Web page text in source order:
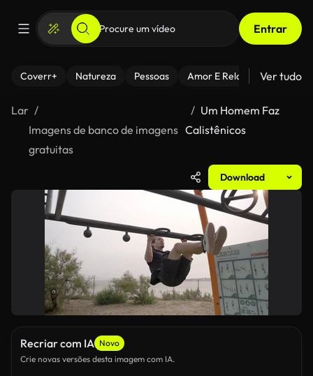
Entrar
Coverr+ Natureza Pessoas Amor E Relacionamentos
Ver tudo
Lar
Imagens de banco de imagens
gratuitas
Um Homem Faz
Calistênicos
Download
Recriar com IA Novo
Crie novas versões desta imagem com IA.